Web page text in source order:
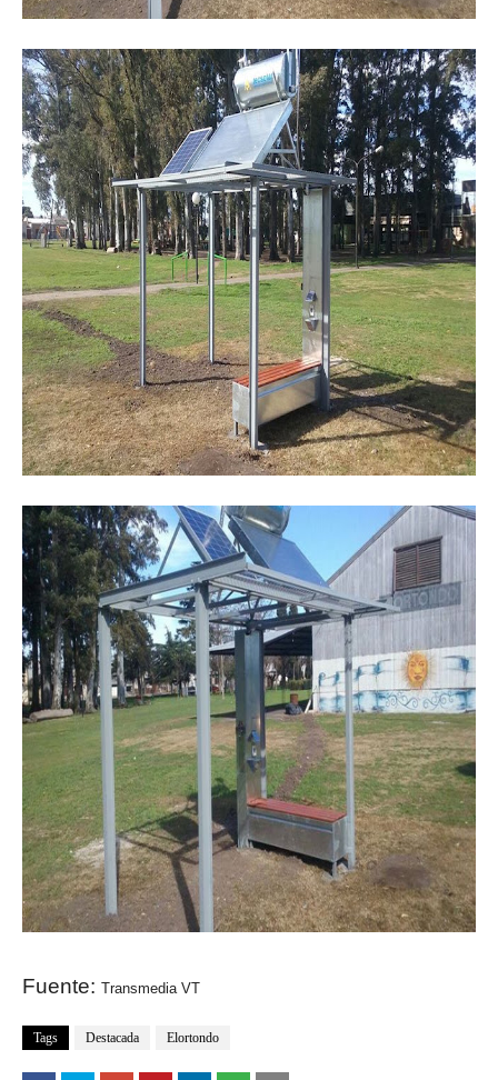
Fuente: Transmedia VT
Tags Destacada Elortondo